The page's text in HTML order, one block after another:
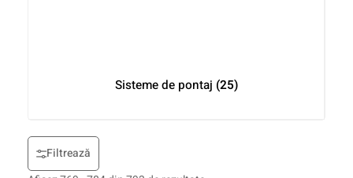
Sisteme de pontaj (25)
Filtrează